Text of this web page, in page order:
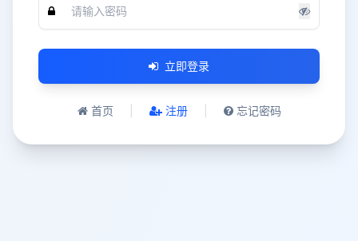
立即登录
首页 注册 忘记密码